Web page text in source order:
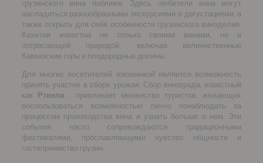
грузинского вина поближе. Здесь любители вина могут
насладиться разнообразными экскурсиями и дегустациями, а
также открыть для себя особенности грузинского виноделия.
Кахетия известна не только своими винами, но и
потрясающей природой, включая величественные
Кавказские горы и плодородные долины.
Для многих посетителей изюминкой является возможность
принять участие в сборе урожая. Сбор винограда, известный
как
Ртвели , привлекает множество туристов, желающих
воспользоваться возможностью лично понаблюдать за
процессом производства вина и узнать больше о нем. Эти
события часто сопровождаются традиционными
фестивалями, прославляющими чувство общности и
гостеприимство грузин.